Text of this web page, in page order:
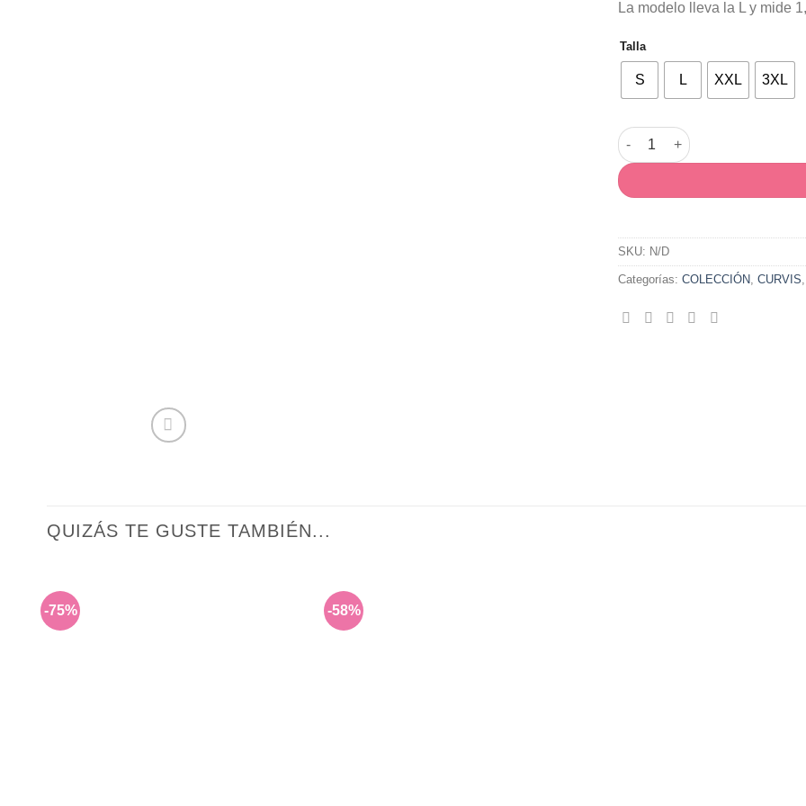
57,50€.
La modelo lleva la L y mide
Talla
S L XXL 3XL
Vestido calado cantidad
SKU: N/D
Categorías: COLECCIÓN, CURVIS
QUIZÁS TE GUSTE TAMBIÉN...
-75% -58%